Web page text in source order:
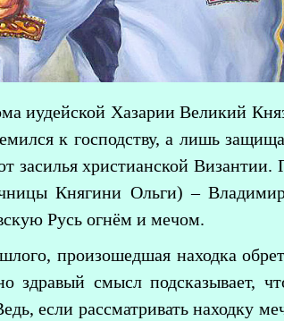
иудейской Хазарии Великий
к господству, а лишь
засилья христианской
Княгини Ольги) – Владимир,
Русь огнём и мечом.
произошедшая находка
здравый смысл подсказывает,
если рассматривать находку